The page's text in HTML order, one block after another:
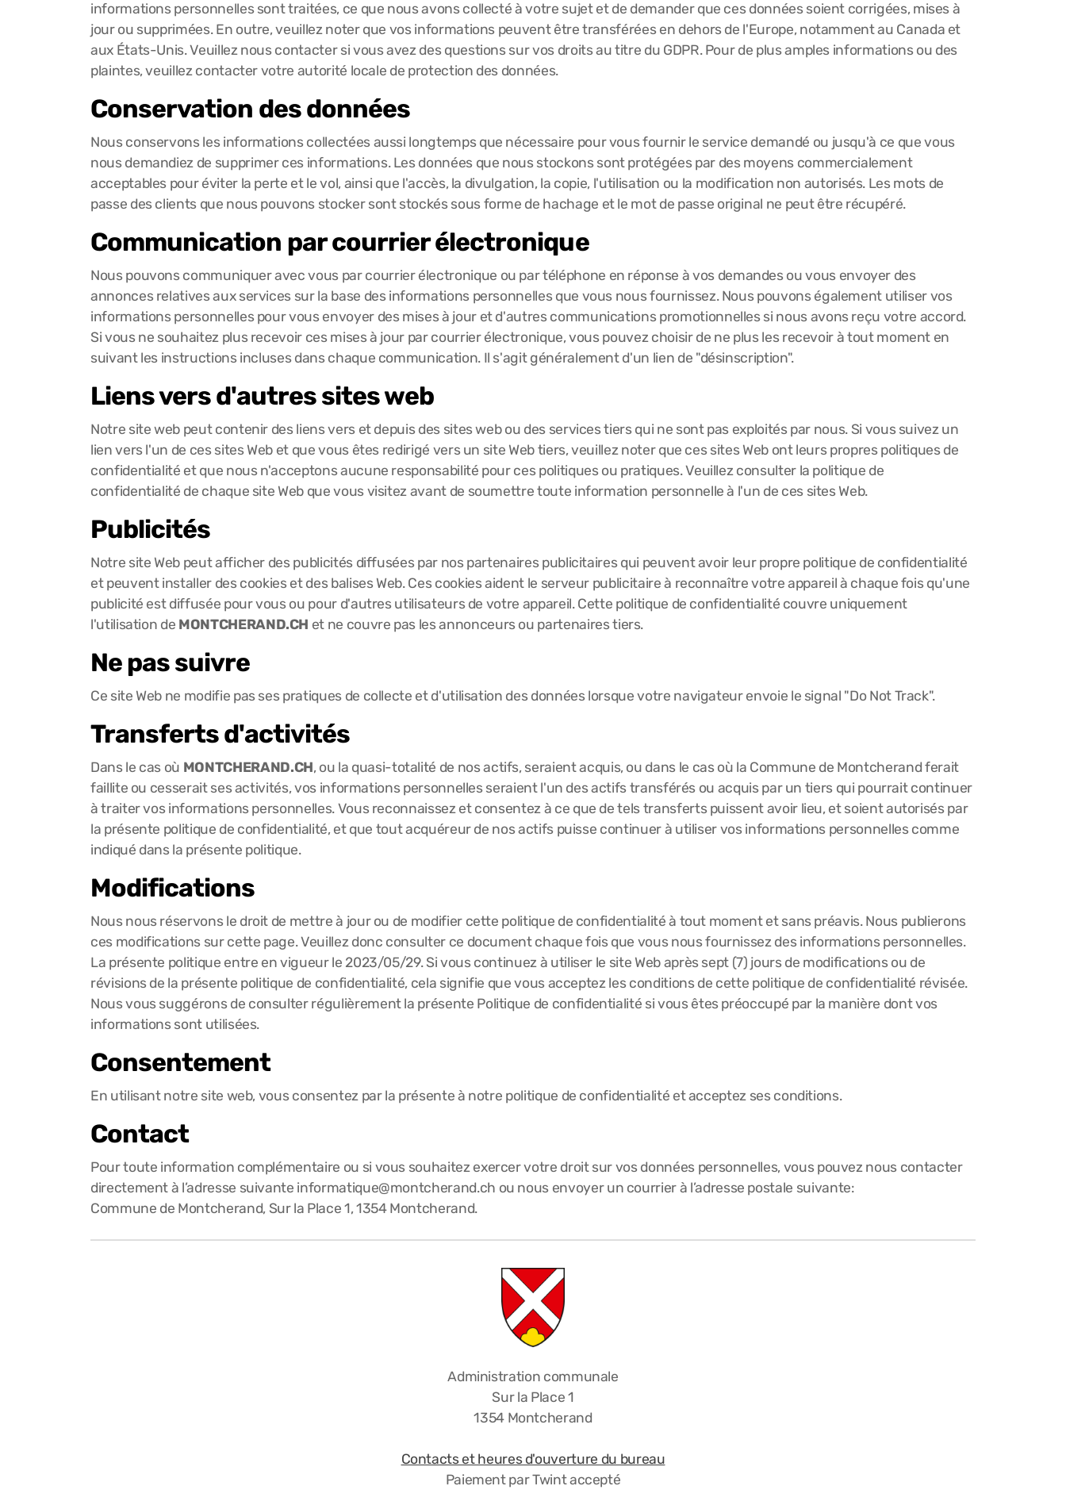
informations personnelles sont traitées, ce que nous avons collecté à votre sujet et de demander que ces données soient corrigées, mises à
jour ou supprimées. En outre, veuillez noter que vos informations peuvent être transférées en dehors de l'Europe, notamment au Canada et
aux États-Unis. Veuillez nous contacter si vous avez des questions sur vos droits au titre du GDPR. Pour de plus amples informations ou des
plaintes, veuillez contacter votre autorité locale de protection des données.
Conservation des données
Nous conservons les informations collectées aussi longtemps que nécessaire pour vous fournir le service demandé ou jusqu'à ce que vous
nous demandiez de supprimer ces informations. Les données que nous stockons sont protégées par des moyens commercialement
acceptables pour éviter la perte et le vol, ainsi que l'accès, la divulgation, la copie, l'utilisation ou la modification non autorisés. Les mots de
passe des clients que nous pouvons stocker sont stockés sous forme de hachage et le mot de passe original ne peut être récupéré.
Communication par courrier électronique
Nous pouvons communiquer avec vous par courrier électronique ou par téléphone en réponse à vos demandes ou vous envoyer des
annonces relatives aux services sur la base des informations personnelles que vous nous fournissez. Nous pouvons également utiliser vos
informations personnelles pour vous envoyer des mises à jour et d'autres communications promotionnelles si nous avons reçu votre accord.
Si vous ne souhaitez plus recevoir ces mises à jour par courrier électronique, vous pouvez choisir de ne plus les recevoir à tout moment en
suivant les instructions incluses dans chaque communication. Il s'agit généralement d'un lien de "désinscription".
Liens vers d'autres sites web
Notre site web peut contenir des liens vers et depuis des sites web ou des services tiers qui ne sont pas exploités par nous. Si vous suivez un
lien vers l'un de ces sites Web et que vous êtes redirigé vers un site Web tiers, veuillez noter que ces sites Web ont leurs propres politiques de
confidentialité et que nous n'acceptons aucune responsabilité pour ces politiques ou pratiques. Veuillez consulter la politique de
confidentialité de chaque site Web que vous visitez avant de soumettre toute information personnelle à l'un de ces sites Web.
Publicités
Notre site Web peut afficher des publicités diffusées par nos partenaires publicitaires qui peuvent avoir leur propre politique de confidentialité
et peuvent installer des cookies et des balises Web. Ces cookies aident le serveur publicitaire à reconnaître votre appareil à chaque fois qu'une
publicité est diffusée pour vous ou pour d'autres utilisateurs de votre appareil. Cette politique de confidentialité couvre uniquement
l'utilisation de MONTCHERAND.CH et ne couvre pas les annonceurs ou partenaires tiers.
Ne pas suivre
Ce site Web ne modifie pas ses pratiques de collecte et d'utilisation des données lorsque votre navigateur envoie le signal "Do Not Track".
Transferts d'activités
Dans le cas où MONTCHERAND.CH, ou la quasi-totalité de nos actifs, seraient acquis, ou dans le cas où la Commune de Montcherand ferait
faillite ou cesserait ses activités, vos informations personnelles seraient l'un des actifs transférés ou acquis par un tiers qui pourrait continuer
à traiter vos informations personnelles. Vous reconnaissez et consentez à ce que de tels transferts puissent avoir lieu, et soient autorisés par
la présente politique de confidentialité, et que tout acquéreur de nos actifs puisse continuer à utiliser vos informations personnelles comme
indiqué dans la présente politique.
Modifications
Nous nous réservons le droit de mettre à jour ou de modifier cette politique de confidentialité à tout moment et sans préavis. Nous publierons
ces modifications sur cette page. Veuillez donc consulter ce document chaque fois que vous nous fournissez des informations personnelles.
La présente politique entre en vigueur le 2023/05/29. Si vous continuez à utiliser le site Web après sept (7) jours de modifications ou de
révisions de la présente politique de confidentialité, cela signifie que vous acceptez les conditions de cette politique de confidentialité révisée.
Nous vous suggérons de consulter régulièrement la présente Politique de confidentialité si vous êtes préoccupé par la manière dont vos
informations sont utilisées.
Consentement
En utilisant notre site web, vous consentez par la présente à notre politique de confidentialité et acceptez ses conditions.
Contact
Pour toute information complémentaire ou si vous souhaitez exercer votre droit sur vos données personnelles, vous pouvez nous contacter
directement à l’adresse suivante informatique@montcherand.ch ou nous envoyer un courrier à l’adresse postale suivante:
Commune de Montcherand, Sur la Place 1, 1354 Montcherand.
Administration communale
Sur la Place 1
1354 Montcherand
Contacts et heures d'ouverture du bureau
Paiement par Twint accepté